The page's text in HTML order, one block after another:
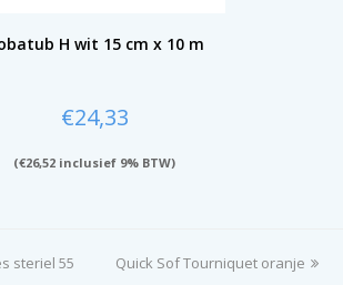
H wit 15 cm x 10 m
€24,33
(€26,52 inclusief 9% BTW)
steriel 55
next
Quick Sof Tourniquet oranje